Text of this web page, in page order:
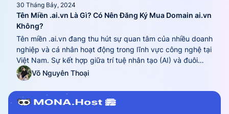
30 Tháng Bảy, 2024
Tên Miền .ai.vn Là Gì? Có Nên Đăng Ký Mua Domain ai.vn
Không?
Tên miền .ai.vn đang thu hút sự quan tâm của nhiều doanh
nghiệp và cá nhân hoạt động trong lĩnh vực công nghệ tại
Việt Nam. Sự kết hợp giữa trí tuệ nhân tạo (AI) và đuôi
miền .vn không chỉ tạo ra một thương hiệu trực tuyến độc
đáo mà còn khẳng định sự...
Võ Nguyên Thoại